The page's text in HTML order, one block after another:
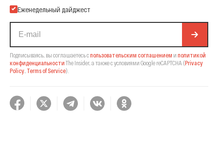
Еженедельный дайджест
Подписываясь, вы соглашаетесь спользовательским соглашением и политикой
конфиденциальности The Insider, а также с условиями Google reCAPTCHA (Privacy
Policy Terms of Service).